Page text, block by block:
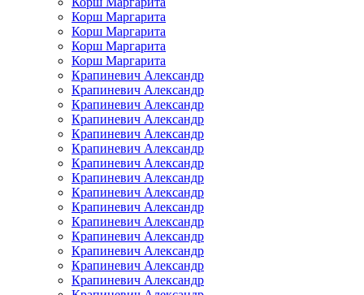
Корш Маргарита
Корш Маргарита
Корш Маргарита
Корш Маргарита
Крапиневич Александр
Крапиневич Александр
Крапиневич Александр
Крапиневич Александр
Крапиневич Александр
Крапиневич Александр
Крапиневич Александр
Крапиневич Александр
Крапиневич Александр
Крапиневич Александр
Крапиневич Александр
Крапиневич Александр
Крапиневич Александр
Крапиневич Александр
Крапиневич Александр